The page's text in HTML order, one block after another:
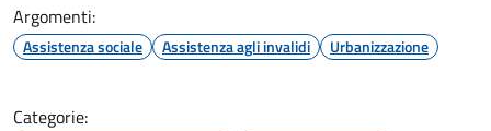
Argomenti:
Assistenza sociale Assistenza agli invalidi Urbanizzazione
Categorie: